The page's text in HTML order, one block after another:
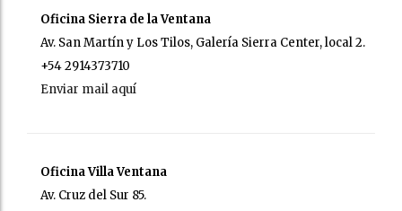
Oficina Sierra de la Ventana
Av. San Martín y Los Tilos, Galería Sierra Center, local 2.
+54 2914373710
Enviar mail aquí
Oficina Villa Ventana
Av. Cruz del Sur 85.